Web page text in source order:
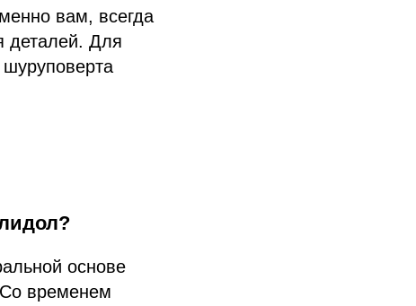
вам, всегда
деталей. Для
основе
временем